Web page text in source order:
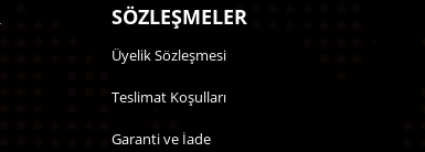
SÖZLEŞMELER
Üyelik Sözleşmesi
Teslimat Koşulları
Garanti ve İade